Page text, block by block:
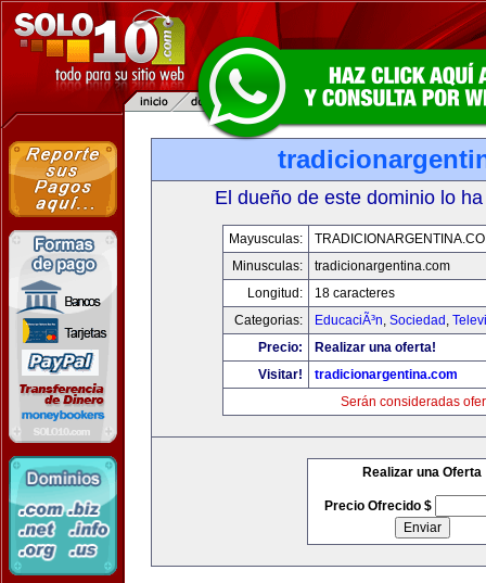
El dueño de este dominio lo
Mayusculas:
Minusculas:
tradicionargentina.com
Longitud:
18 caracteres
Categorias:
EducaciÃ³n, Sociedad ,
Precio:
Realizar una oferta!
Visitar!
tradicionargentina.com
Serán consideradas
Realizar una Oferta
Precio Ofrecido $